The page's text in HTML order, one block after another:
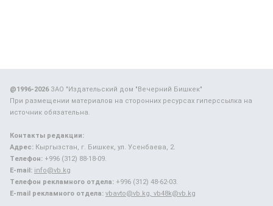
@1996-2026ЗАО "Издательский дом "Вечерний Бишкек"
При размещении материалов на сторонних ресурсах гиперссылка на
источник обязательна.
Контакты редакции:
Адрес: Кыргызстан, г. Бишкек, ул. Усенбаева, 2.
Телефон: +996 (312) 88-18-09.
E-mail: info@vb.kg
Телефон рекламного отдела: +996 (312) 48-62-03.
E-mail рекламного отдела: vbavto@vb.kg, vb48k@vb.kg